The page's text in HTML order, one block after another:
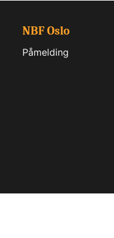
NBF Oslo
Påmelding